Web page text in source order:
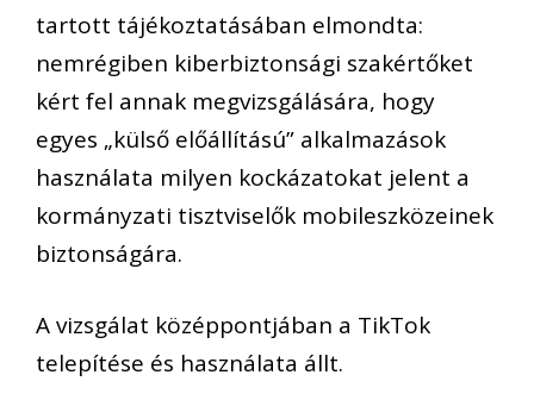
tartott tájékoztatásában elmondta:
nemrégiben kiberbiztonsági szakértőket
kért fel annak megvizsgálására, hogy
egyes „külső előállítású” alkalmazások
használata milyen kockázatokat jelent a
kormányzati tisztviselők mobileszközeinek
biztonságára.
A vizsgálat középpontjában a TikTok
telepítése és használata állt.